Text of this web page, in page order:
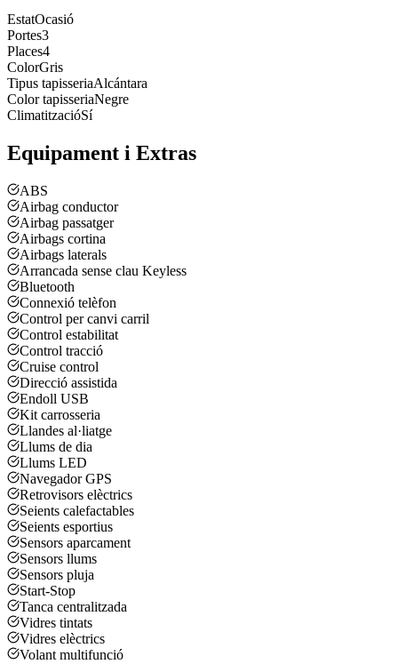
EstatOcasió
Portes3
Places4
ColorGris
Tipus tapisseriaAlcántara
Color tapisseriaNegre
ClimatitzacióSí
Equipament i Extras
ABS
Airbag conductor
Airbag passatger
Airbags cortina
Airbags laterals
Arrancada sense clau Keyless
Bluetooth
Connexió telèfon
Control per canvi carril
Control estabilitat
Control tracció
Cruise control
Direcció assistida
Endoll USB
Kit carrosseria
Llandes al·liatge
Llums de dia
Llums LED
Navegador GPS
Retrovisors elèctrics
Seients calefactables
Seients esportius
Sensors aparcament
Sensors llums
Sensors pluja
Start-Stop
Tanca centralitzada
Vidres tintats
Vidres elèctrics
Volant multifunció